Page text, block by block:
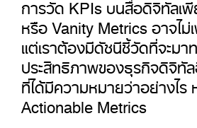
หรือ Vanity Metrics อาจไม่
แต่เราต้องมีดัชนีชี้วัดที่จะม
ประสิทธิภาพของธุรกิจดิจิทั
ที่ได้มีความหมายว่าอย่างไร
Actionable Metrics